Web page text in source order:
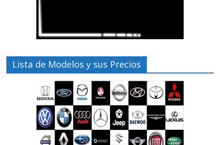
Lista de Modelos y sus Precios